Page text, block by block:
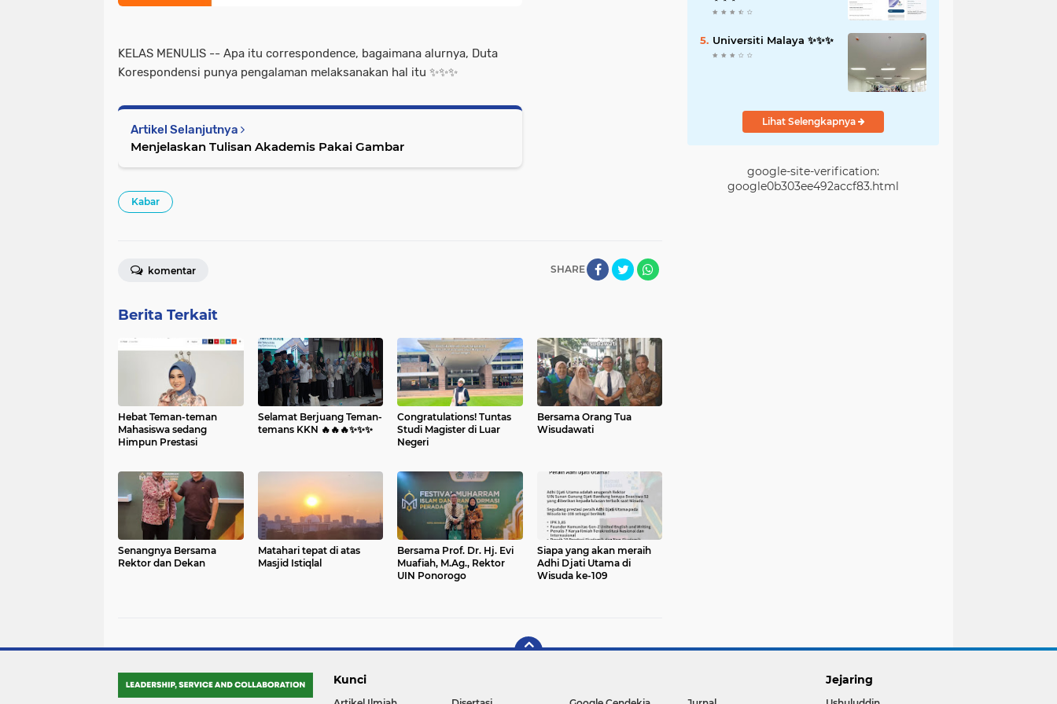
KELAS MENULIS -- Apa itu correspondence, bagaimana alurnya, Duta
Korespondensi punya pengalaman melaksanakan hal itu ✨️✨️✨️
Artikel Selanjutnya
Menjelaskan Tulisan Akademis Pakai Gambar
Kabar
SHARE
komentar
Berita Terkait
Hebat Teman-teman
Mahasiswa sedang
Himpun Prestasi
Selamat Berjuang Teman-
temans KKN 🔥🔥🔥✨️✨️✨️
Congratulations! Tuntas
Studi Magister di Luar
Negeri
Bersama Orang Tua
Wisudawati
Senangnya Bersama
Rektor dan Dekan
Matahari tepat di atas
Masjid Istiqlal
Bersama Prof. Dr. Hj. Evi
Muafiah, M.Ag., Rektor
UIN Ponorogo
Siapa yang akan meraih
Adhi Djati Utama di
Wisuda ke-109
Universiti Malaya ✨️✨️✨️
Lihat Selengkapnya
google-site-verification:
google0b303ee492accf83.html
Kunci Jejaring